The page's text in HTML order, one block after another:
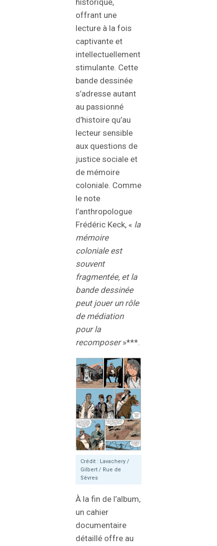
historique,
offrant une
lecture à la fois
captivante et
intellectuellement
stimulante. Cette
bande dessinée
s’adresse autant
au passionné
d’histoire qu’au
lecteur sensible
aux questions de
justice sociale et
de mémoire
coloniale. Comme
le note
l’anthropologue
Frédéric Keck, « la
mémoire
coloniale est
souvent
fragmentée, et la
bande dessinée
peut jouer un rôle
de médiation
pour la
recomposer»***.
Crédit : Lavachery /
Gilbert / Rue de
Sèvres
À la fin de l’album,
un cahier
documentaire
détaillé offre au